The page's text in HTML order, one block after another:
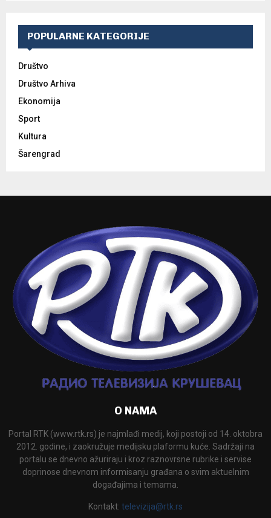
POPULARNE KATEGORIJE
Društvo
Društvo Arhiva
Ekonomija
Sport
Kultura
Šarengrad
O NAMA
Portal RTK (www.rtk.rs) je najmlađi medij, koji postoji od 14. oktobra
2012. godine, i zaokružuje medijsku plaformu kuće. Sadržaji na
portalu se dnevno ažuriraju i kroz raznovrsne rubrike i servise
doprinose dnevnom informisanju građana o svim aktuelnim
događajima i temama.
Kontakt: televizija@rtk.rs